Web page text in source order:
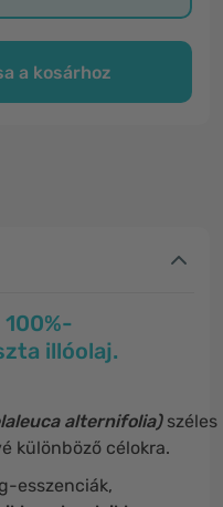
a kosárhoz
illóolaj.
alternifolia) széles
különböző célokra.
esszenciák,